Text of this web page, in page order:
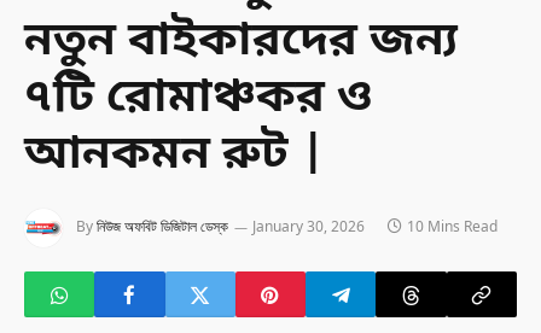
নতুন বাইকারদের জন্য
৭টি রোমাঞ্চকর ও
আনকমন রুট |
Byনিউজ অফবিট ডিজিটাল ডেস্ক January 30, 2026 10 Mins Read